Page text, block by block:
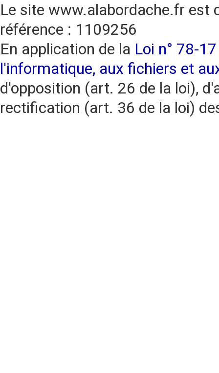
Le site www.alabordache.fr est
référence : 1109256
En application de la Loi n° 78-
l'informatique, aux fichiers et
d'opposition (art. 26 de la loi),
rectification (art. 36 de la loi)